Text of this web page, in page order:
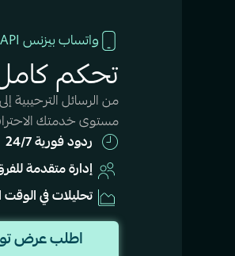
واتساب بيزنس API
تحكم كامل
من الرسائل الترحيبية
مستوى خدمتك
ردود فورية 24/7
إدارة متقدمة
تحليلات في الوقت
اطلب عرض